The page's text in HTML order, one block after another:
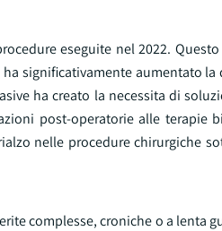
eseguite nel 2022.
significativamente aumentato la
ha creato la necessita di
post-operatorie alle terapie
nelle procedure chirurgiche
complesse, croniche o a lenta